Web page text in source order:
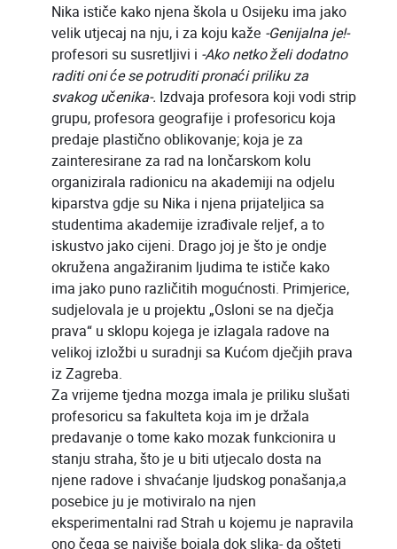
Nika ističe kako njena škola u Osijeku ima jako
velik utjecaj na nju, i za koju kaže -Genijalna je!-
profesori su susretljivi i -Ako netko želi dodatno
raditi oni će se potruditi pronaći priliku za
svakog učenika-. Izdvaja profesora koji vodi strip
grupu, profesora geografije i profesoricu koja
predaje plastično oblikovanje; koja je za
zainteresirane za rad na lončarskom kolu
organizirala radionicu na akademiji na odjelu
kiparstva gdje su Nika i njena prijateljica sa
studentima akademije izrađivale reljef, a to
iskustvo jako cijeni. Drago joj je što je ondje
okružena angažiranim ljudima te ističe kako
ima jako puno različitih mogućnosti. Primjerice,
sudjelovala je u projektu „Osloni se na dječja
prava“ u sklopu kojega je izlagala radove na
velikoj izložbi u suradnji sa Kućom dječjih prava
iz Zagreba.
Za vrijeme tjedna mozga imala je priliku slušati
profesoricu sa fakulteta koja im je držala
predavanje o tome kako mozak funkcionira u
stanju straha, što je u biti utjecalo dosta na
njene radove i shvaćanje ljudskog ponašanja,a
posebice ju je motiviralo na njen
eksperimentalni rad Strah u kojemu je napravila
ono čega se najviše bojala dok slika- da ošteti